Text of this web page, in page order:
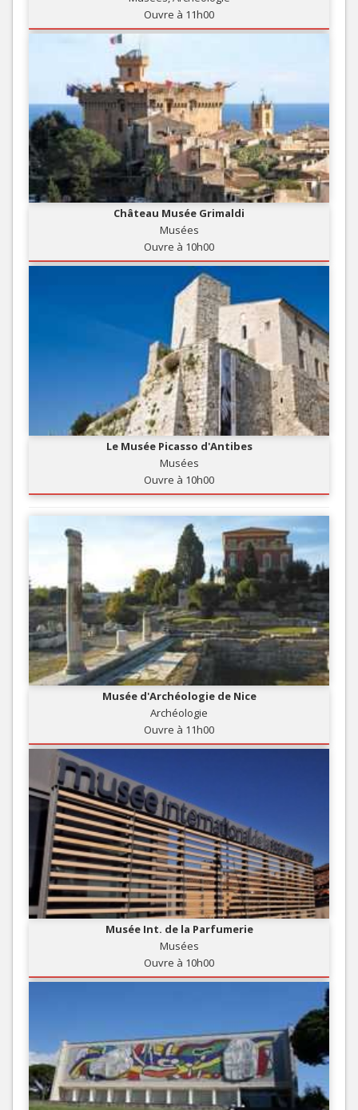
Ouvre à 11h00
Château Musée Grimaldi
Musées
Ouvre à 10h00
Le Musée Picasso d'Antibes
Musées
Ouvre à 10h00
Musée d'Archéologie de Nice
Archéologie
Ouvre à 11h00
Musée Int. de la Parfumerie
Musées
Ouvre à 10h00